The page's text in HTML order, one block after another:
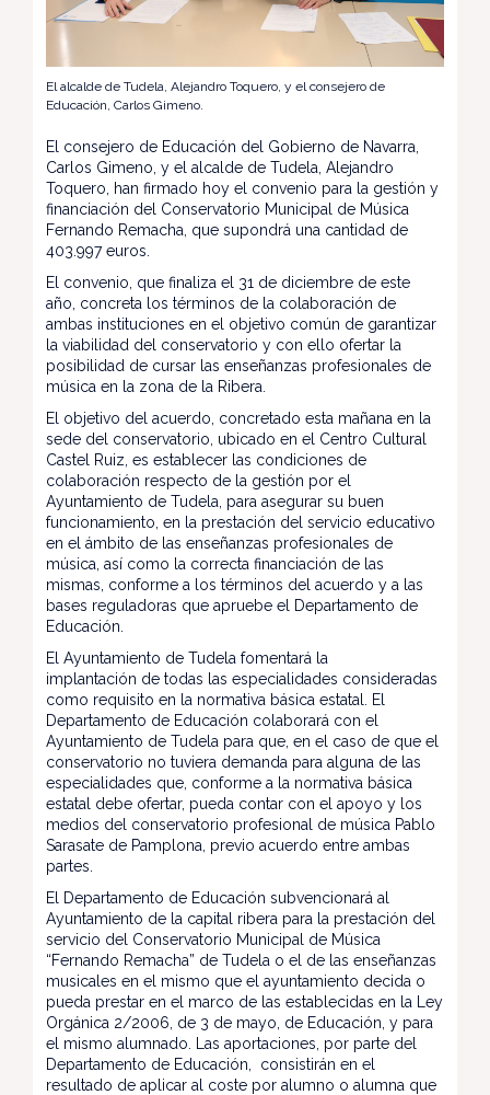
El alcalde de Tudela, Alejandro Toquero, y el consejero de
Educación, Carlos Gimeno.
El consejero de Educación del Gobierno de Navarra,
Carlos Gimeno, y el alcalde de Tudela, Alejandro
Toquero, han firmado hoy el convenio para la gestión y
financiación del Conservatorio Municipal de Música
Fernando Remacha, que supondrá una cantidad de
403.997 euros.
El convenio, que finaliza el 31 de diciembre de este
año, concreta los términos de la colaboración de
ambas instituciones en el objetivo común de garantizar
la viabilidad del conservatorio y con ello ofertar la
posibilidad de cursar las enseñanzas profesionales de
música en la zona de la Ribera.
El objetivo del acuerdo, concretado esta mañana en la
sede del conservatorio, ubicado en el Centro Cultural
Castel Ruiz, es establecer las condiciones de
colaboración respecto de la gestión por el
Ayuntamiento de Tudela, para asegurar su buen
funcionamiento, en la prestación del servicio educativo
en el ámbito de las enseñanzas profesionales de
música, así como la correcta financiación de las
mismas, conforme a los términos del acuerdo y a las
bases reguladoras que apruebe el Departamento de
Educación.
El Ayuntamiento de Tudela fomentará la
implantación de todas las especialidades consideradas
como requisito en la normativa básica estatal. El
Departamento de Educación colaborará con el
Ayuntamiento de Tudela para que, en el caso de que el
conservatorio no tuviera demanda para alguna de las
especialidades que, conforme a la normativa básica
estatal debe ofertar, pueda contar con el apoyo y los
medios del conservatorio profesional de música Pablo
Sarasate de Pamplona, previo acuerdo entre ambas
partes.
El Departamento de Educación subvencionará al
Ayuntamiento de la capital ribera para la prestación del
servicio del Conservatorio Municipal de Música
“Fernando Remacha” de Tudela o el de las enseñanzas
musicales en el mismo que el ayuntamiento decida o
pueda prestar en el marco de las establecidas en la Ley
Orgánica 2/2006, de 3 de mayo, de Educación, y para
el mismo alumnado. Las aportaciones, por parte del
Departamento de Educación, consistirán en el
resultado de aplicar al coste por alumno o alumna que